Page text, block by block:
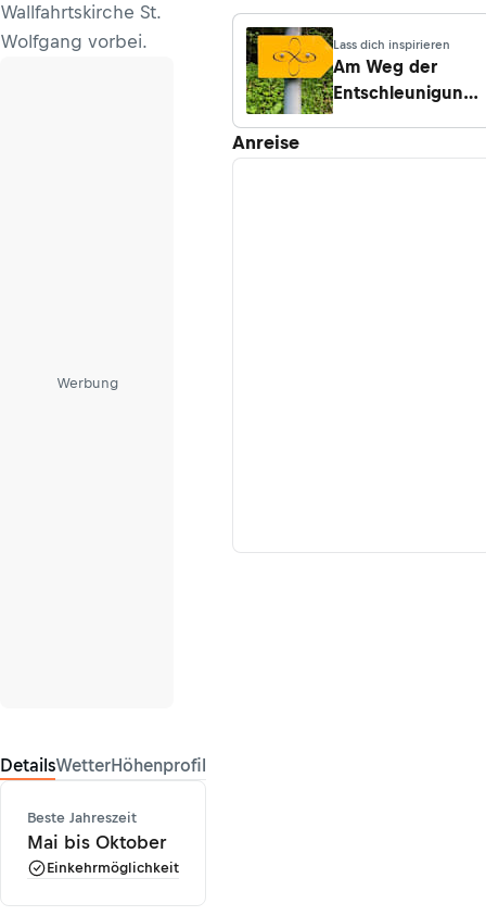
Wallfahrtskirche St.
Wolfgang vorbei.
Werbung
DetailsWetterHöhenprofil
Beste Jahreszeit
Mai bis Oktober
Einkehrmöglichkeit
Lass dich inspirieren
Am Weg der
Entschleunigung:
Anreise